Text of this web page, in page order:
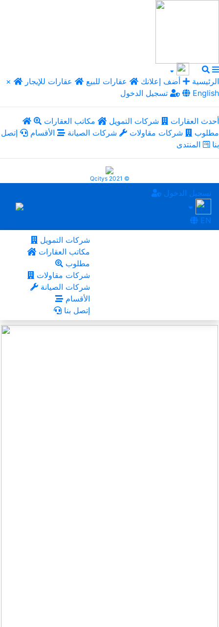
× الرئيسية أضف إعلانك عقارات للبيع
عقارات للإيجار
تسجيل الدخول
English
أحدث العقارات شركات التمويل
مكاتب العقارات
مطلوب
شركات مقاولات شركات الصيانة الأقسام
إتصل
بنا
المنتدى
Qcitys 2021 ©
تسجيل الدخول
EN
شركات التمويل
مكاتب العقارات
مطلوب
شركات مقاولات
شركات الصيانة
الأقسام
إتصل بنا